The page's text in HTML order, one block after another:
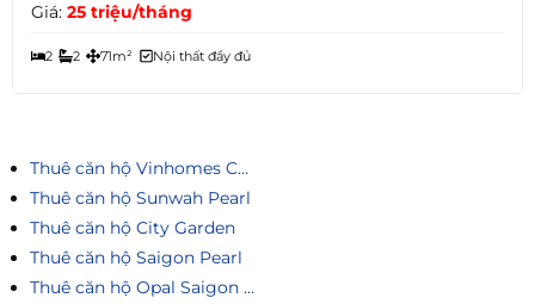
Giá: 25 triệu/tháng
2 2 71m² Nội thất đầy đủ
Thuê căn hộ Vinhomes Central Park
Thuê căn hộ Sunwah Pearl
Thuê căn hộ City Garden
Thuê căn hộ Saigon Pearl
Thuê căn hộ Opal Saigon Pearl